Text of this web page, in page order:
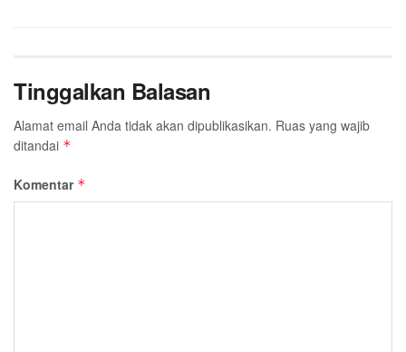
Tinggalkan Balasan
Alamat email Anda tidak akan dipublikasikan. Ruas yang wajib
ditandai *
Komentar *